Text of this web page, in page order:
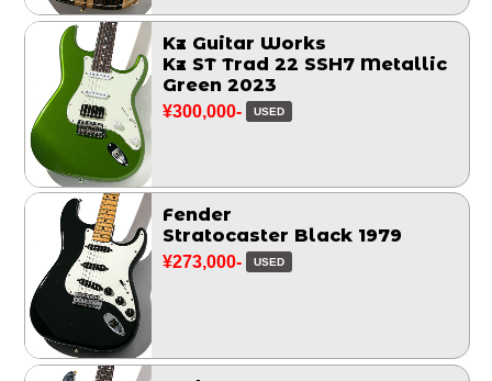
Kz Guitar Works
Kz ST Trad 22 SSH7 Metallic
Green 2023
¥300,000- USED
Fender
Stratocaster Black 1979
¥273,000- USED